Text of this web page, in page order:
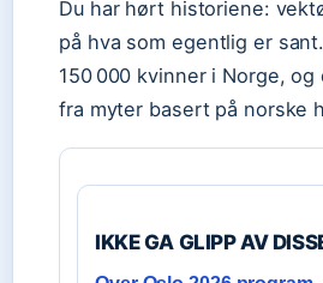
Du har hørt historiene:
på hva som egentlig er
150 000 kvinner i Norge,
fra myter basert på norske
IKKE GA GLIPP AV